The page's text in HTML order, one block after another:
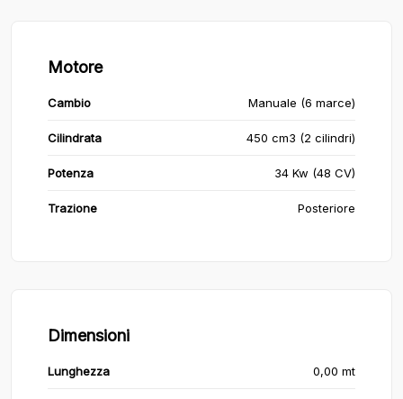
Motore
Cambio Manuale (6 marce)
Cilindrata 450 cm3 (2 cilindri)
Potenza 34 Kw (48 CV)
Trazione Posteriore
Dimensioni
Lunghezza 0,00 mt